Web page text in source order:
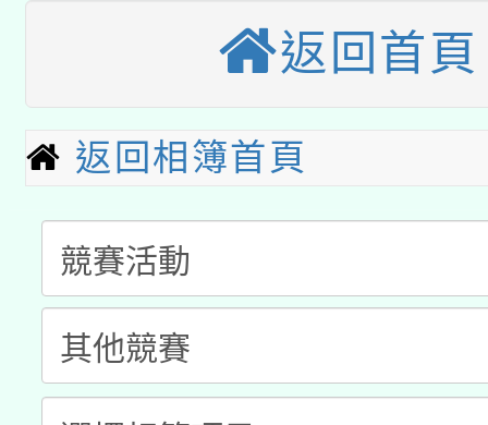
用水績優單位及節水達
桃園市孔廟祈福系列
開 智慧啟航」
本校115學年度第2次
招甄選結果公告(無人
招)
適應運動共學行動站研
本館辦理115年度閱讀
暨閱讀推動專業研習
科技賦能─人工智慧
礎課程
A3數位素養講師名單
「數位內容與教學軟體
pilot」
有關大陸委員會函釋公
返回首頁
返回相簿首頁